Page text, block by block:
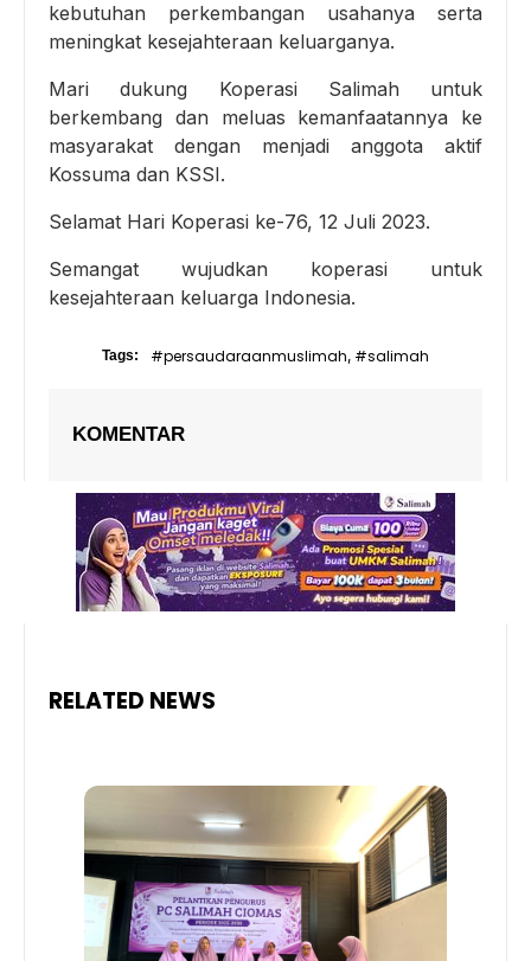
kebutuhan perkembangan usahanya serta
meningkat kesejahteraan keluarganya.
Mari dukung Koperasi Salimah untuk
berkembang dan meluas kemanfaatannya ke
masyarakat dengan menjadi anggota aktif
Kossuma dan KSSI.
Selamat Hari Koperasi ke-76, 12 Juli 2023.
Semangat wujudkan koperasi untuk
kesejahteraan keluarga Indonesia.
Tags: #persaudaraanmuslimah, #salimah
KOMENTAR
RELATED NEWS